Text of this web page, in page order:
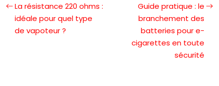
La résistance 220 ohms :
idéale pour quel type
de vapoteur ?
Guide pratique : le
branchement des
batteries pour e-
cigarettes en toute
sécurité